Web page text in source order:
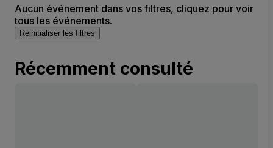
Aucun événement dans vos filtres, cliquez pour voir
tous les événements.
Réinitialiser les filtres
Récemment consulté